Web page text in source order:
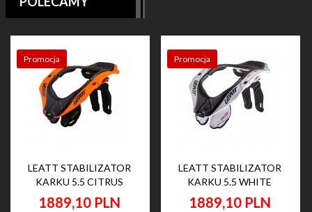
Promocja
LEATT STABILIZATOR
KARKU 5.5 CITRUS
1889,10 PLN
Promocja
LEATT STABILIZATOR
KARKU 5.5 WHITE
1889,10 PLN